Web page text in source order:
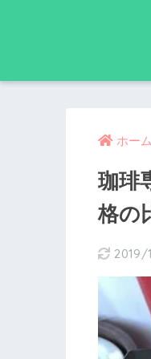
ホーム
珈琲
格の
2019/